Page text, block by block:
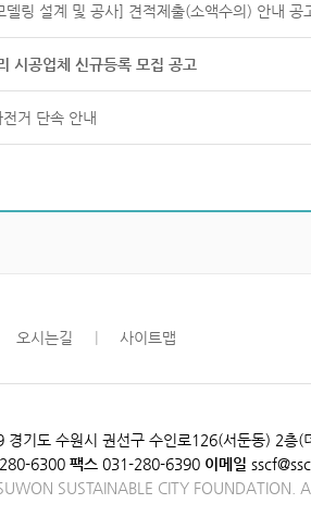
델링 설계 및 공사] 견적제출(소액수의) 안내 공
시공업체 신규등록 모집 공고
거 단속 안내
오시는길 사이트맵
경기도 수원시 권선구 수인로126(서둔동) 2층(
6300 팩스 031-280-6390 이메일
SUSTAINABLE CITY FOUNDATION.